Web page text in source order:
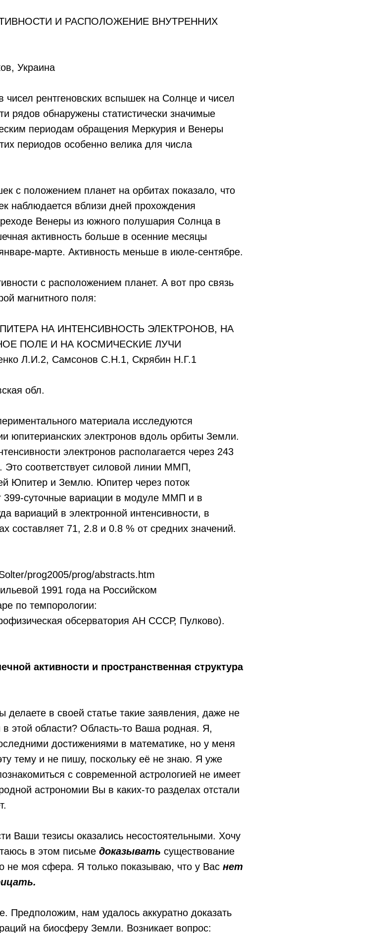
И РАСПОЛОЖЕНИЕ ВНУТРЕННИХ
Украина
чисел рентгеновских вспышек на Солнце и чисел
рядов обнаружены статистически значимые
периодам обращения Меркурия и Венеры
периодов особенно велика для числа
с положением планет на орбитах показало, что
наблюдается вблизи дней прохождения
Венеры из южного полушария Солнца в
активность больше в осенние месяцы
марте. Активность меньше в июле-сентябре.
с расположением планет. А вот про связь
магнитного поля:
НА ИНТЕНСИВНОСТЬ ЭЛЕКТРОНОВ, НА
ПОЛЕ И НА КОСМИЧЕСКИЕ ЛУЧИ
Л.И.2, Самсонов С.Н.1, Скрябин Н.Г.1
обл.
материала исследуются
юпитерианских электронов вдоль орбиты Земли.
электронов располагается через 243
Это соответствует силовой линии ММП,
Юпитер и Землю. Юпитер через поток
399-суточные вариации в модуле ММП и в
вариаций в электронной интенсивности, в
составляет 71, 2.8 и 0.8 % от средних значений.
prog2005/prog/abstracts.htm
1991 года на Российском
по темпорологии:
обсерватория АН СССР, Пулково).
активности и пространственная структура
делаете в своей статье такие заявления, даже не
этой области? Область-то Ваша родная. Я,
достижениями в математике, но у меня
тему и не пишу, поскольку её не знаю. Я уже
с современной астрологией не имеет
астрономии Вы в каких-то разделах отстали
Ваши тезисы оказались несостоятельными. Хочу
в этом письме доказывать существование
не моя сфера. Я только показываю, что у Вас нет
Предположим, нам удалось аккуратно доказать
на биосферу Земли. Возникает вопрос: